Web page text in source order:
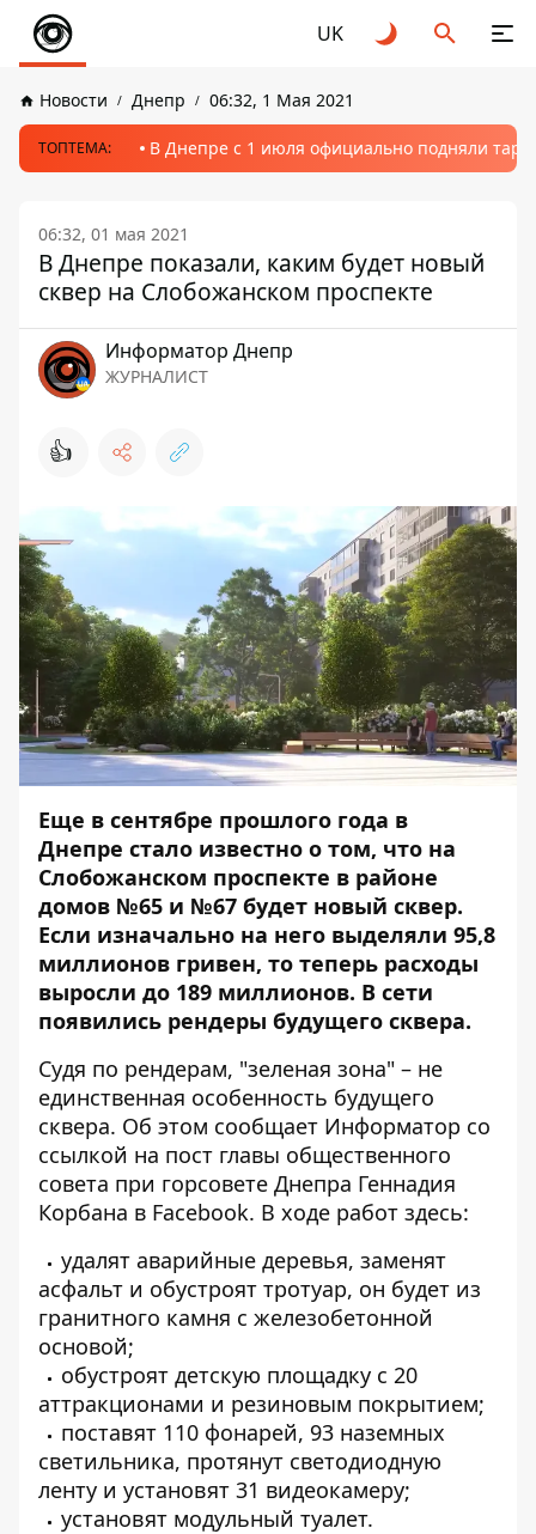
UK
Новости Днепр 06:32, 1 Мая 2021
ТОПТЕМА: В Днепре с 1 июля официально подняли
06:32, 01 мая 2021
В Днепре показали, каким будет новый
сквер на Слобожанском проспекте
Информатор Днепр
ЖУРНАЛИСТ
👍
Еще в сентябре прошлого года в
Днепре стало известно о том, что на
Слобожанском проспекте в районе
домов №65 и №67 будет новый сквер.
Если изначально на него выделяли 95,8
миллионов гривен, то теперь расходы
выросли до 189 миллионов. В сети
появились рендеры будущего сквера.
Судя по рендерам, "зеленая зона" – не
единственная особенность будущего
сквера. Об этом сообщает Информатор со
ссылкой на пост главы общественного
совета при горсовете Днепра Геннадия
Корбана в Facebook. В ходе работ здесь:
удалят аварийные деревья, заменят
асфальт и обустроят тротуар, он будет из
гранитного камня с железобетонной
основой;
обустроят детскую площадку с 20
аттракционами и резиновым покрытием;
поставят 110 фонарей, 93 наземных
светильника, протянут светодиодную
ленту и установят 31 видеокамеру;
установят модульный туалет.